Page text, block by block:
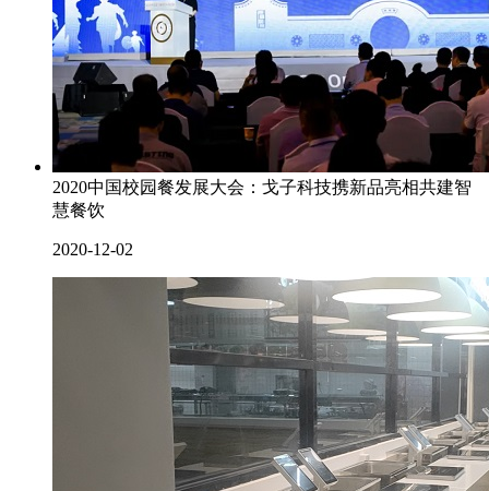
2020中国校园餐发展大会：戈子科技携新品亮相共建智
慧餐饮
2020-12-02